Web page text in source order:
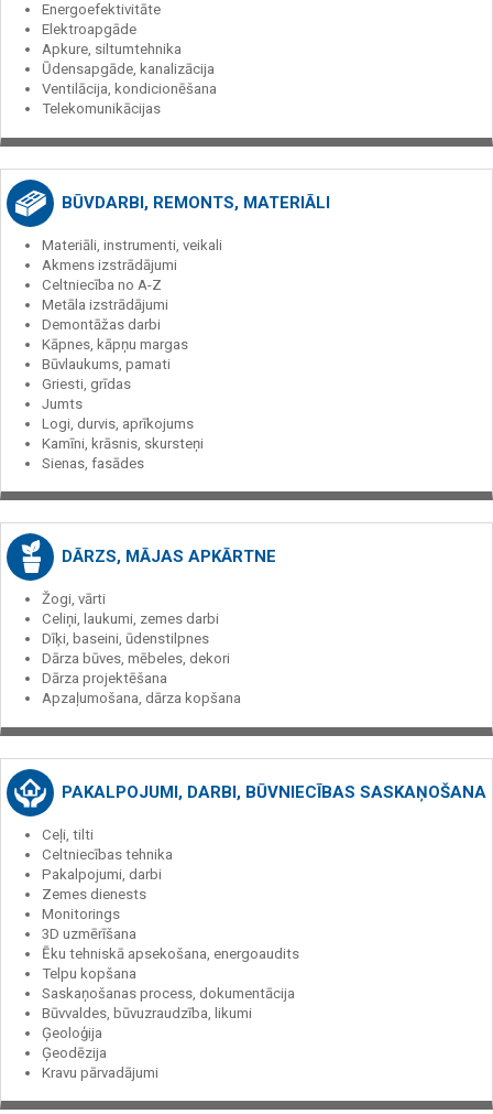
Energoefektivitāte
Elektroapgāde
Apkure, siltumtehnika
Ūdensapgāde, kanalizācija
Ventilācija, kondicionēšana
Telekomunikācijas
BŪVDARBI, REMONTS, MATERIĀLI
Materiāli, instrumenti, veikali
Akmens izstrādājumi
Celtniecība no A-Z
Metāla izstrādājumi
Demontāžas darbi
Kāpnes, kāpņu margas
Būvlaukums, pamati
Griesti, grīdas
Jumts
Logi, durvis, aprīkojums
Kamīni, krāsnis, skursteņi
Sienas, fasādes
DĀRZS, MĀJAS APKĀRTNE
Žogi, vārti
Celiņi, laukumi, zemes darbi
Dīķi, baseini, ūdenstilpnes
Dārza būves, mēbeles, dekori
Dārza projektēšana
Apzaļumošana, dārza kopšana
PAKALPOJUMI, DARBI, BŪVNIECĪBAS SASKAŅOŠANA
Ceļi, tilti
Celtniecības tehnika
Pakalpojumi, darbi
Zemes dienests
Monitorings
3D uzmērīšana
Ēku tehniskā apsekošana, energoaudits
Telpu kopšana
Saskaņošanas process, dokumentācija
Būvvaldes, būvuzraudzība, likumi
Ģeoloģija
Ģeodēzija
Kravu pārvadājumi